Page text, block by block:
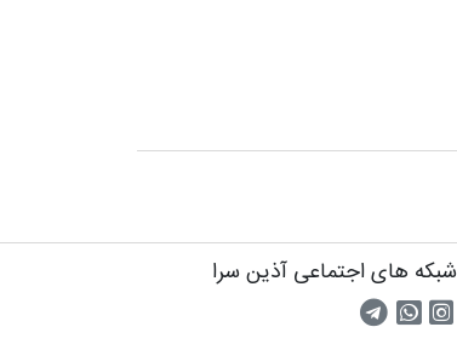
شبکه های اجتماعی آذین سرا
صفحه اینستاگرام
تماس با واتس اپ
کانال تلگرام